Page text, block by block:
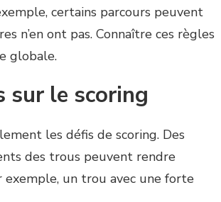
certains parcours peuvent
n’en ont pas. Connaître ces règles
globale.
sur le scoring
les défis de scoring. Des
des trous peuvent rendre
exemple, un trou avec une forte